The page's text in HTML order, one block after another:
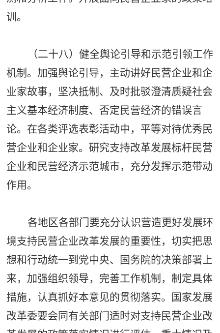
训。
（二十八）健全舆论引导和示范引领工作
机制。加强舆论引导，主动讲好民营企业和企
业家故事，坚决抵制、及时批驳澄清质疑社会
主义基本经济制度、否定民营经济的错误言
论。在各类评选表彰活动中，平等对待优秀民
营企业和企业家。研究支持改革发展标杆民营
企业和民营经济示范城市，充分发挥示范带动
作用。
各地区各部门要充分认识营造更好发展环
境支持民营企业改革发展的重要性，切实把思
想和行动统一到党中央、国务院的决策部署上
来，加强组织领导，完善工作机制，制定具体
措施，认真抓好本意见的贯彻落实。国家发展
改革委要会同有关部门适时对支持民营企业改